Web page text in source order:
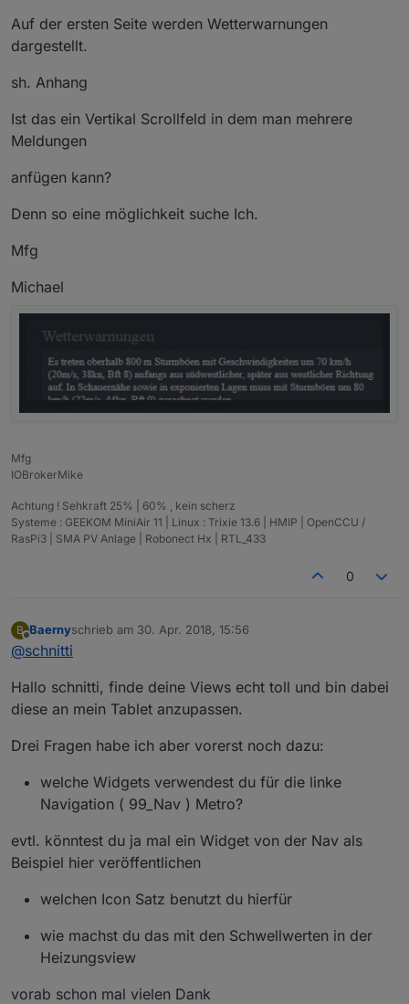
Auf der ersten Seite werden Wetterwarnungen
dargestellt.
sh. Anhang
Ist das ein Vertikal Scrollfeld in dem man mehrere
Meldungen
anfügen kann?
Denn so eine möglichkeit suche Ich.
Mfg
Michael
Mfg
IOBrokerMike
Achtung ! Sehkraft 25% | 60% , kein scherz
Systeme : GEEKOM MiniAir 11 | Linux : Trixie 13.6 | HMIP | OpenCCU /
RasPi3 | SMA PV Anlage | Robonect Hx | RTL_433
0
B
Offline
Baernyschrieb am 30. Apr. 2018, 15:56
zuletzt editiert von
@schnitti
Hallo schnitti, finde deine Views echt toll und bin dabei
diese an mein Tablet anzupassen.
Drei Fragen habe ich aber vorerst noch dazu:
welche Widgets verwendest du für die linke
Navigation ( 99_Nav ) Metro?
evtl. könntest du ja mal ein Widget von der Nav als
Beispiel hier veröffentlichen
welchen Icon Satz benutzt du hierfür
wie machst du das mit den Schwellwerten in der
Heizungsview
vorab schon mal vielen Dank